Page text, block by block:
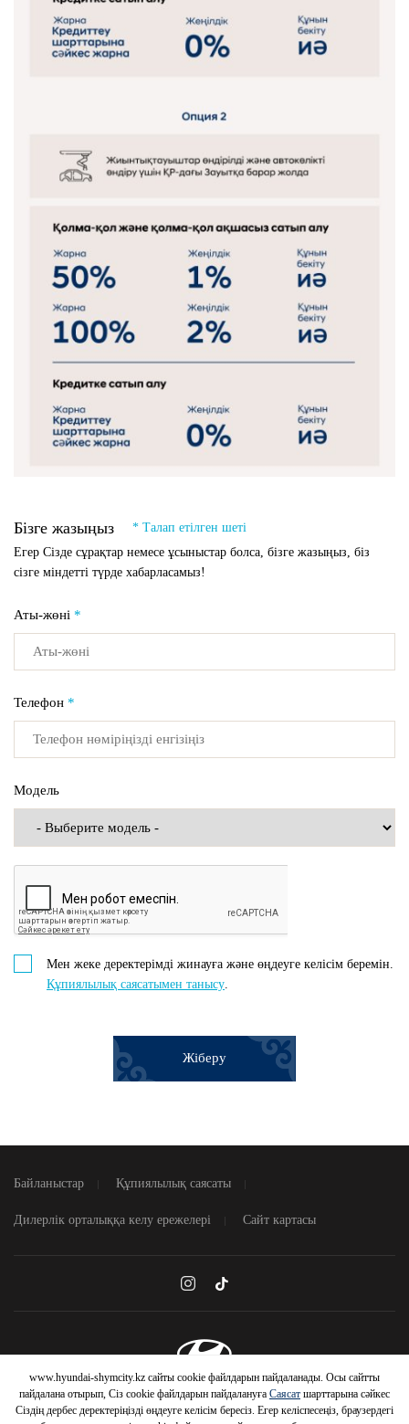
Бізге жазыңыз
* Талап етілген шеті
Егер Сізде сұрақтар немесе ұсыныстар болса, бізге жазыңыз, біз
сізге міндетті түрде хабарласамыз!
Аты-жөні *
Телефон *
Модель
Мен жеке деректерімді жинауға және өңдеуге келісім беремін.
Құпиялылық саясатымен танысу
Жіберу
Байланыстар Құпиялылық саясаты
Дилерлік орталыққа келу ережелері Сайт картасы
© 2026 Hyundai Motor Company
www.hyundai-shymcity.kz сайты cookie файлдарын пайдаланады. Осы сайтты
пайдалана отырып, Сіз cookie файлдарын пайдалануға Саясат шарттарына сәйкес
Сіздің дербес деректеріңізді өңдеуге келісім бересіз. Егер келіспесеңіз, браузердегі